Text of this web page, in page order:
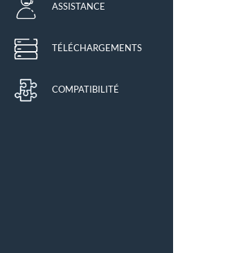
ASSISTANCE
TÉLÉCHARGEMENTS
COMPATIBILITÉ